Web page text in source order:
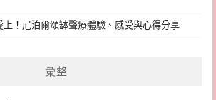
！尼泊爾頌缽聲療體驗、感受與心得分享
彙整